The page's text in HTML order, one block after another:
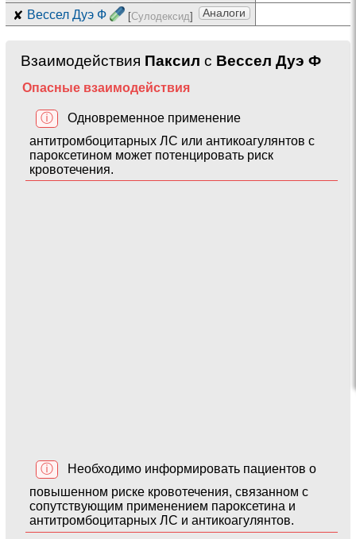
✘ Вессел Дуэ Ф [Сулодексид] Аналоги
Взаимодействия Паксил с Вессел Дуэ Ф
Опасные взаимодействия
ⓘ
Одновременное применение
антитромбоцитарных ЛС или антикоагулянтов с
пароксетином может потенцировать риск
кровотечения.
ⓘ
Необходимо информировать пациентов о
повышенном риске кровотечения, связанном с
сопутствующим применением пароксетина и
антитромбоцитарных ЛС и антикоагулянтов.